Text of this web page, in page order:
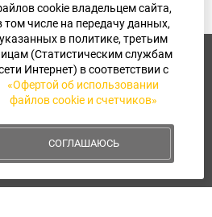
д. 1, к. 1, пом. I, эт. 2, каб. 6
территория
1-й Красносельский
cookie владельцем сайта,
том числе на передачу данных,
указанных в политике, третьим
(Статистическим службам
Интернет) в соответствии с
«Офертой об использовании
файлов cookie и счетчиков»
СОГЛАШАЮСЬ